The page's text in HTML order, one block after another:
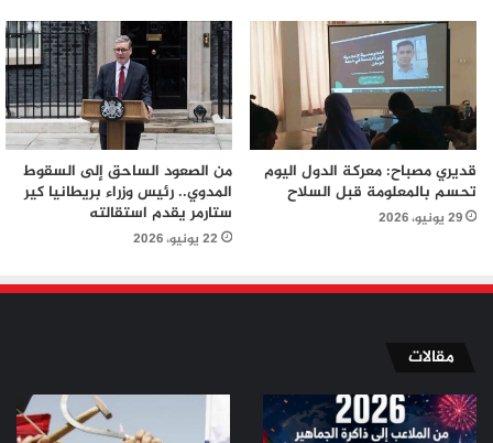
قديري مصباح: معركة الدول اليوم
تحسم بالمعلومة قبل السلاح
29 يونيو، 2026
من الصعود الساحق إلى السقوط
المدوي.. رئيس وزراء بريطانيا كير
ستارمر يقدم استقالته
22 يونيو، 2026
مقالات
من
الملاعب
ثورة